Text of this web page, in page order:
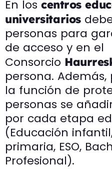
En los centros
universitarios
personas para
de acceso y en el
Consorcio
persona.
la función de
personas se
por cada etapa
(Educación
primaria, ESO,
Profesional).